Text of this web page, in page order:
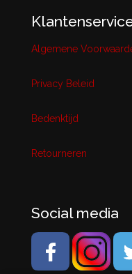
Algemene
Privacy Beleid
Bedenktijd
Retourneren
Social media